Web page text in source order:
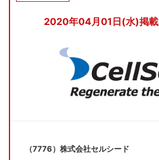
2020年04月01日(水)掲載
（7776）株式会社セルシード